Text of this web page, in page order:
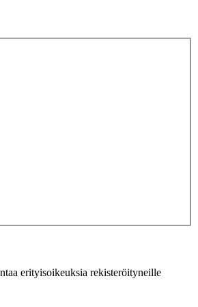
erityisoikeuksia rekisteröityneille